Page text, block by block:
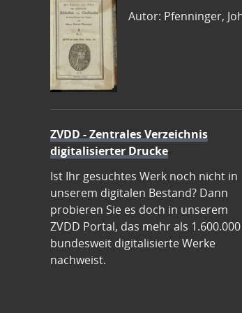
Autor: Pfenninger,
ZVDD - Zentrales Verzeichnis
digitalisierter Drucke
Ist Ihr gesuchtes Werk noch nicht in
unserem digitalen Bestand? Dann
probieren Sie es doch in unserem
ZVDD Portal, das mehr als 1.600.000
bundesweit digitalisierte Werke
nachweist.